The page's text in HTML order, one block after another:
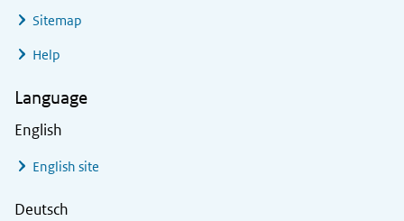
Sitemap
Help
Language
English
English site
Deutsch